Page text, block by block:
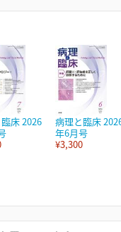
床 2026
病理と臨床
年6月号
¥3,300